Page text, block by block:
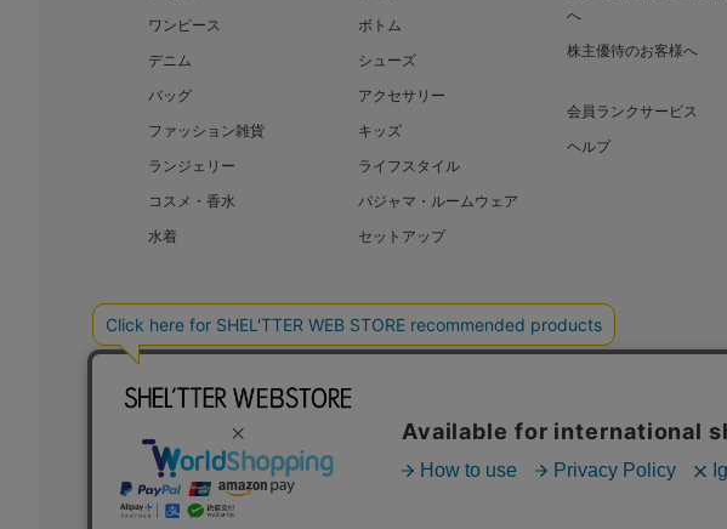
ワンピース
ボトム
デニム
シューズ
バッグ
アクセサリー
ファッション雑貨
キッズ
ランジェリー
ライフスタイル
コスメ・香水
パジャマ・ルームウェア
水着
セットアップ
へ
株主優待のお客様へ
会員ランクサービス
ヘルプ
BAROQUE JAPAN LIMITED SHEL’TTER GREEN
COPYRIGHT © BAROQUE JAPAN LIMITED ALL RIGHTS RESERVED.